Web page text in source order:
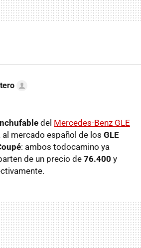
del Mercedes-Benz GLE
mercado español de los GLE
: ambos todocamino ya
de un precio de 76.400 y